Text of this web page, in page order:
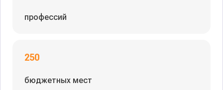
профессий
250
бюджетных мест